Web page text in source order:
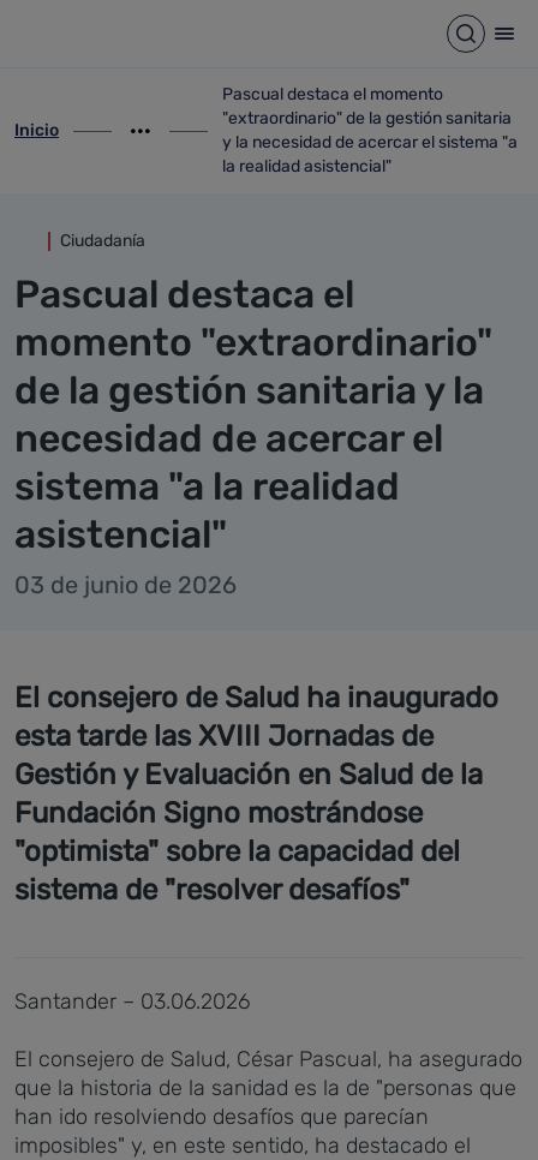
Abrir
ir-a inicio
Inicio
Mostrar opciones del camino de migas
ir-a Pascual destaca el momento
Pascual destaca el momento
"extraordinario" de la gestión sanitaria
y la necesidad de acercar el sistema "a
la realidad asistencial"
Ciudadanía
Pascual destaca el
momento "extraordinario"
de la gestión sanitaria y la
necesidad de acercar el
sistema "a la realidad
asistencial"
03 de junio de 2026
El consejero de Salud ha inaugurado
esta tarde las XVIII Jornadas de
Gestión y Evaluación en Salud de la
Fundación Signo mostrándose
"optimista" sobre la capacidad del
sistema de "resolver desafíos"
Santander – 03.06.2026
El consejero de Salud, César Pascual, ha asegurado
que la historia de la sanidad es la de "personas que
han ido resolviendo desafíos que parecían
imposibles" y, en este sentido, ha destacado el